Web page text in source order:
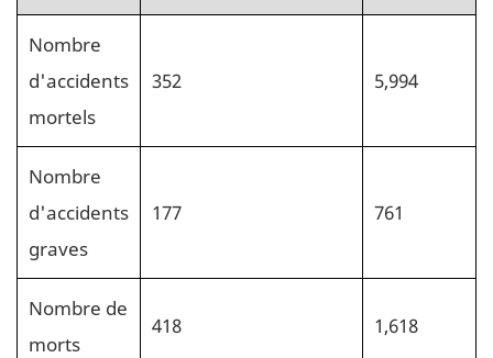
Nombre
d'accidents
mortels
352 5,994
Nombre
d'accidents
graves
177 761
Nombre de
morts
418 1,618